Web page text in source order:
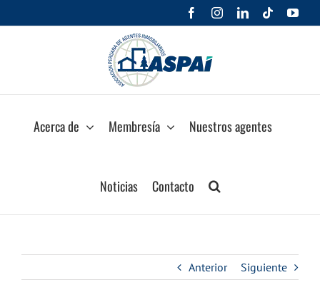
al
FacebookInstagramLinkedIn
Tiktok
Acerca de Membresía Nuestros agentes
Noticias Contacto
Anterior Siguiente